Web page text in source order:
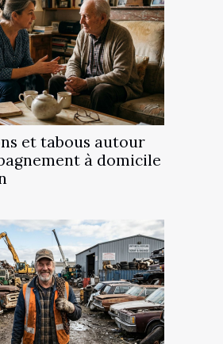
et tabous autour
à domicile